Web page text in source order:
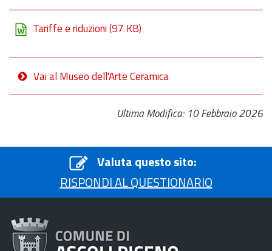
Tariffe e riduzioni(97 KB)
Vai al Museo dell'Arte Ceramica
Ultima Modifica: 10 Febbraio 2026
Valuta questo sito:
RISPONDI AL QUESTIONARIO